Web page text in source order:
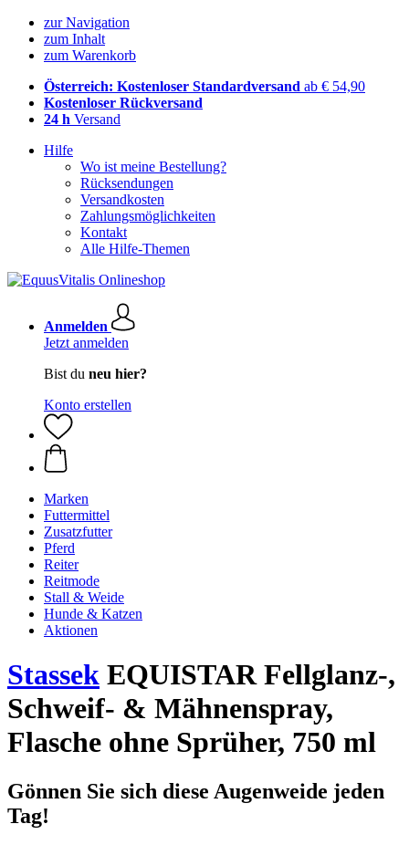
zur Navigation
zum Inhalt
zum Warenkorb
Österreich: Kostenloser Standardversand ab € 54,90
Kostenloser Rückversand
24 h Versand
Hilfe
Wo ist meine Bestellung?
Rücksendungen
Versandkosten
Zahlungsmöglichkeiten
Kontakt
Alle Hilfe-Themen
Anmelden
Jetzt anmelden
Bist du neu hier?
Konto erstellen
Marken
Futtermittel
Zusatzfutter
Pferd
Reiter
Reitmode
Stall & Weide
Hunde & Katzen
Aktionen
Stassek EQUISTAR Fellglanz-,
Schweif- & Mähnenspray,
Flasche ohne Sprüher, 750 ml
Gönnen Sie sich diese Augenweide jeden
Tag!